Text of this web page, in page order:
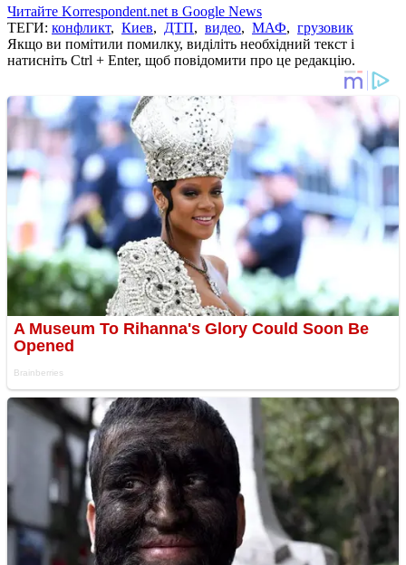
Читайте Korrespondent.net в Google News
ТЕГИ: конфликт, Киев, ДТП, видео, МАФ, грузовик
Якщо ви помітили помилку, виділіть необхідний текст і
натисніть Ctrl + Enter, щоб повідомити про це редакцію.